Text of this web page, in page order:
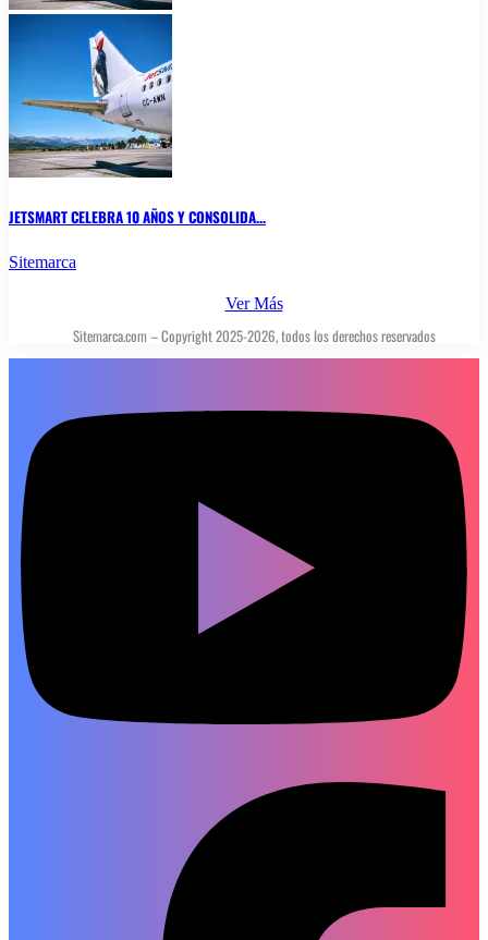
JETSMART CELEBRA 10 AÑOS Y CONSOLIDA...
Sitemarca
Ver Más
Sitemarca.com – Copyright 2025-2026, todos los derechos reservados